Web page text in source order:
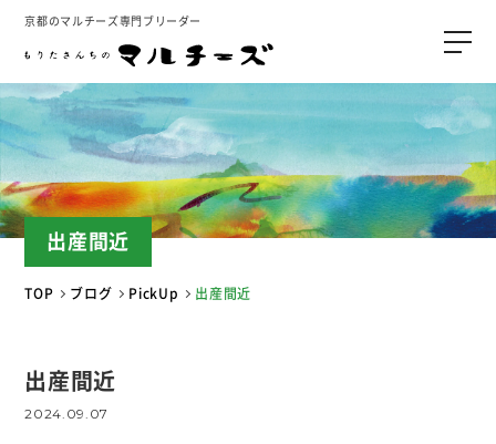
京都のマルチーズ専門ブリーダー
出産間近
TOP ブログ PickUp 出産間近
出産間近
2024.09.07